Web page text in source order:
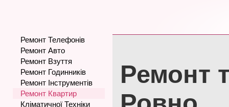
Ремонт Телефонів
Ремонт Авто
Ремонт Взуття
Ремонт Годинників
Ремонт Інструментів
Ремонт Квартир
Кліматичної Техніки
Ремонт